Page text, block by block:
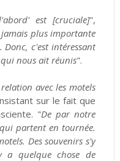
est [cruciale]",
plus importante
Donc, c'est intéressant
nous ait réunis".
avec les motels
sur le fait que
"De par notre
partent en tournée.
Des souvenirs s'y
a quelque chose de